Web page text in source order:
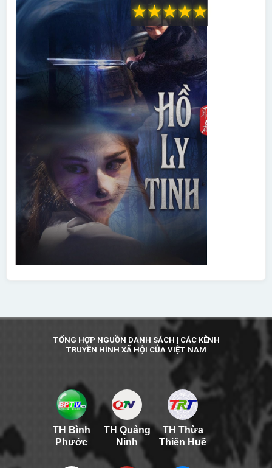
★
★
★
★
★
TỔNG HỢP NGUỒN DANH SÁCH | CÁC KÊNH
TRUYỀN HÌNH XÃ HỘI CỦA VIỆT NAM
TH Bình
Phước
TH Quảng
Ninh
TH Thừa
Thiên Huế